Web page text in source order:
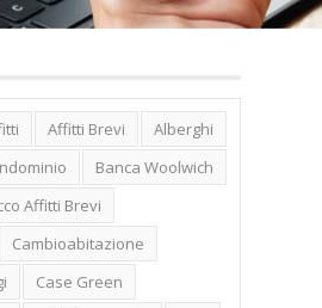
Affitti Brevi
Alberghi
Banca Woolwich
Affitti Brevi
Cambioabitazione
Case Green